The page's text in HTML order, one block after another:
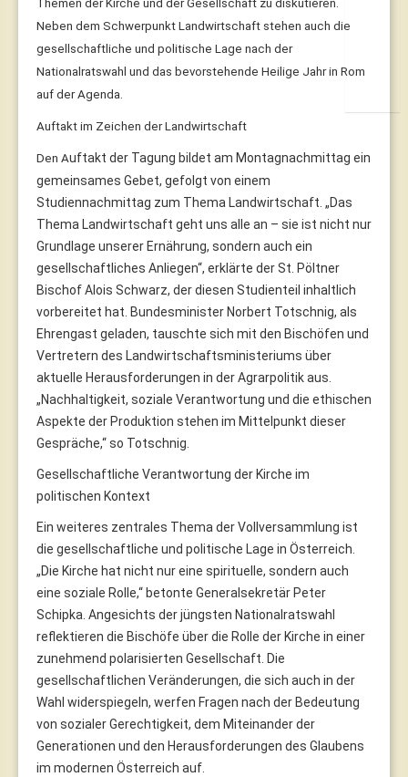
Themen der Kirche und der Gesellschaft zu diskutieren.
Neben dem Schwerpunkt Landwirtschaft stehen auch die
gesellschaftliche und politische Lage nach der
Nationalratswahl und das bevorstehende Heilige Jahr in Rom
auf der Agenda.
Auftakt im Zeichen der Landwirtschaft
Den Auftakt der Tagung bildet am Montagnachmittag ein
gemeinsames Gebet, gefolgt von einem
Studiennachmittag zum Thema Landwirtschaft. „Das
Thema Landwirtschaft geht uns alle an – sie ist nicht nur
Grundlage unserer Ernährung, sondern auch ein
gesellschaftliches Anliegen“, erklärte der St. Pöltner
Bischof Alois Schwarz, der diesen Studienteil inhaltlich
vorbereitet hat. Bundesminister Norbert Totschnig, als
Ehrengast geladen, tauschte sich mit den Bischöfen und
Vertretern des Landwirtschaftsministeriums über
aktuelle Herausforderungen in der Agrarpolitik aus.
„Nachhaltigkeit, soziale Verantwortung und die ethischen
Aspekte der Produktion stehen im Mittelpunkt dieser
Gespräche,“ so Totschnig.
Gesellschaftliche Verantwortung der Kirche im
politischen Kontext
Ein weiteres zentrales Thema der Vollversammlung ist
die gesellschaftliche und politische Lage in Österreich.
„Die Kirche hat nicht nur eine spirituelle, sondern auch
eine soziale Rolle,“ betonte Generalsekretär Peter
Schipka. Angesichts der jüngsten Nationalratswahl
reflektieren die Bischöfe über die Rolle der Kirche in einer
zunehmend polarisierten Gesellschaft. Die
gesellschaftlichen Veränderungen, die sich auch in der
Wahl widerspiegeln, werfen Fragen nach der Bedeutung
von sozialer Gerechtigkeit, dem Miteinander der
Generationen und den Herausforderungen des Glaubens
im modernen Österreich auf.